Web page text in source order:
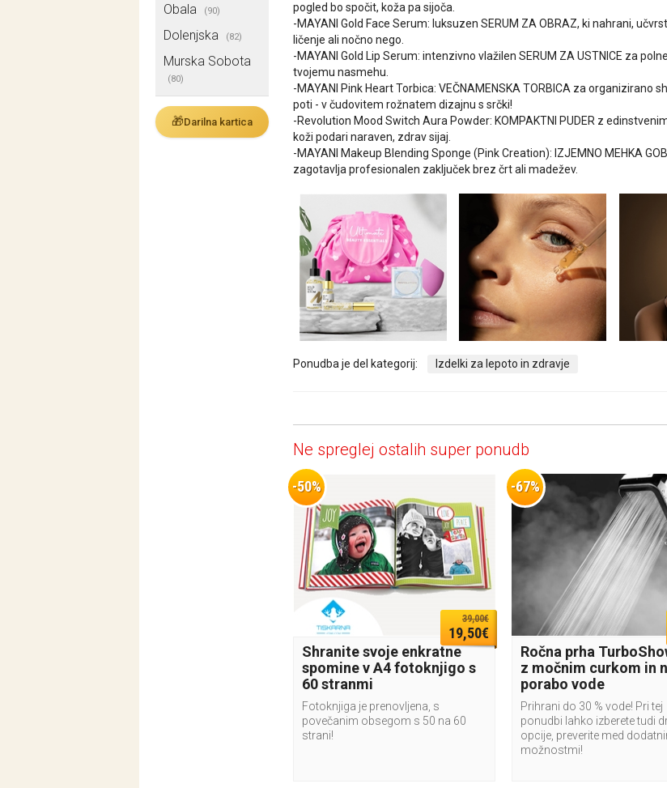
Obala (90)
Dolenjska (82)
Murska Sobota
(80)
🎁Darilna kartica
pogled bo spočit, koža pa sijoča.
-MAYANI Gold Face Serum: luksuzen SERUM ZA OBRAZ, ki nahrani,
ličenje ali nočno nego.
-MAYANI Gold Lip Serum: intenzivno vlažilen SERUM ZA USTNICE za
tvojemu nasmehu.
-MAYANI Pink Heart Torbica: VEČNAMENSKA TORBICA za organizirano
poti - v čudovitem rožnatem dizajnu s srčki!
-Revolution Mood Switch Aura Powder: KOMPAKTNI PUDER z
koži podari naraven, zdrav sijaj.
-MAYANI Makeup Blending Sponge (Pink Creation): IZJEMNO MEHKA
zagotavlja profesionalen zaključek brez črt ali madežev.
Ponudba je del kategorij: Izdelki za lepoto in zdravje
Ne spreglej ostalih super ponudb
-50%
39,00€
19,50€
Shranite svoje enkratne
spomine v A4 fotoknjigo s
60 stranmi
Fotoknjiga je prenovljena, s
povečanim obsegom s 50 na 60
strani!
-67%
Ročna prha
z močnim curkom in
porabo vode
Prihrani do 30 % vode! Pri tej
ponudbi lahko izberete tudi
opcije, preverite med
možnostmi!